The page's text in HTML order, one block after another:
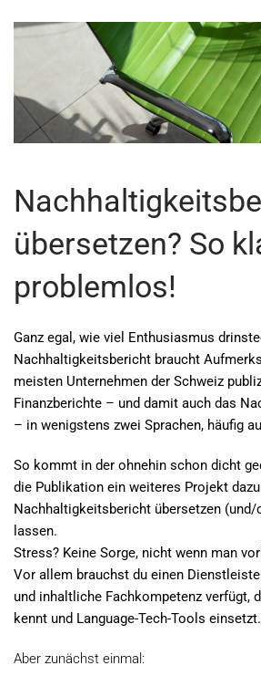
übersetzen? So
problemlos!
Ganz egal, wie viel Enthusiasmus
Nachhaltigkeitsbericht braucht
meisten Unternehmen der Schweiz
Finanzberichte – und damit auch das
– in wenigstens zwei Sprachen, häufig
So kommt in der ohnehin schon dicht
die Publikation ein weiteres Projekt
Nachhaltigkeitsbericht übersetzen
lassen.
Stress? Keine Sorge, nicht wenn man
Vor allem brauchst du einen
und inhaltliche Fachkompetenz verfügt,
kennt und Language-Tech-Tools einsetzt.
Aber zunächst einmal: